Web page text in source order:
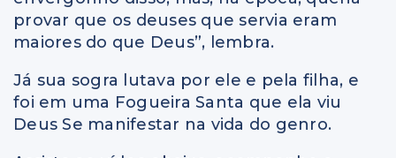
provar que os deuses que servia eram
maiores do que Deus”, lembra.
Já sua sogra lutava por ele e pela filha, e
foi em uma Fogueira Santa que ela viu
Deus Se manifestar na vida do genro.